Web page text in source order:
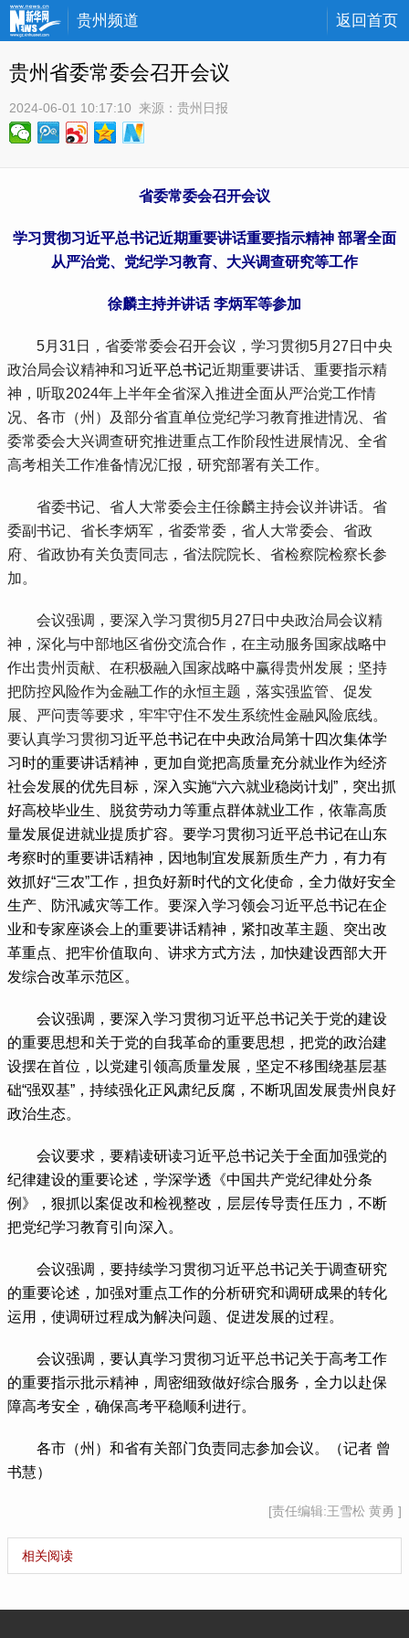
贵州频道 返回首页
贵州省委常委会召开会议
2024-06-01 10:17:10 来源： 贵州日报
省委常委会召开会议
学习贯彻习近平总书记近期重要讲话重要指示精神 部署全面
从严治党、党纪学习教育、大兴调查研究等工作
徐麟主持并讲话 李炳军等参加
5月31日，省委常委会召开会议，学习贯彻5月27日中央
政治局会议精神和习近平总书记近期重要讲话、重要指示精
神，听取2024年上半年全省深入推进全面从严治党工作情
况、各市（州）及部分省直单位党纪学习教育推进情况、省
委常委会大兴调查研究推进重点工作阶段性进展情况、全省
高考相关工作准备情况汇报，研究部署有关工作。
省委书记、省人大常委会主任徐麟主持会议并讲话。省
委副书记、省长李炳军，省委常委，省人大常委会、省政
府、省政协有关负责同志，省法院院长、省检察院检察长参
加。
会议强调，要深入学习贯彻5月27日中央政治局会议精
神，深化与中部地区省份交流合作，在主动服务国家战略中
作出贵州贡献、在积极融入国家战略中赢得贵州发展；坚持
把防控风险作为金融工作的永恒主题，落实强监管、促发
展、严问责等要求，牢牢守住不发生系统性金融风险底线。
要认真学习贯彻习近平总书记在中央政治局第十四次集体学
习时的重要讲话精神，更加自觉把高质量充分就业作为经济
社会发展的优先目标，深入实施“六六就业稳岗计划”，突出抓
好高校毕业生、脱贫劳动力等重点群体就业工作，依靠高质
量发展促进就业提质扩容。要学习贯彻习近平总书记在山东
考察时的重要讲话精神，因地制宜发展新质生产力，有力有
效抓好“三农”工作，担负好新时代的文化使命，全力做好安全
生产、防汛减灾等工作。要深入学习领会习近平总书记在企
业和专家座谈会上的重要讲话精神，紧扣改革主题、突出改
革重点、把牢价值取向、讲求方式方法，加快建设西部大开
发综合改革示范区。
会议强调，要深入学习贯彻习近平总书记关于党的建设
的重要思想和关于党的自我革命的重要思想，把党的政治建
设摆在首位，以党建引领高质量发展，坚定不移围绕基层基
础“强双基”，持续强化正风肃纪反腐，不断巩固发展贵州良好
政治生态。
会议要求，要精读研读习近平总书记关于全面加强党的
纪律建设的重要论述，学深学透《中国共产党纪律处分条
例》，狠抓以案促改和检视整改，层层传导责任压力，不断
把党纪学习教育引向深入。
会议强调，要持续学习贯彻习近平总书记关于调查研究
的重要论述，加强对重点工作的分析研究和调研成果的转化
运用，使调研过程成为解决问题、促进发展的过程。
会议强调，要认真学习贯彻习近平总书记关于高考工作
的重要指示批示精神，周密细致做好综合服务，全力以赴保
障高考安全，确保高考平稳顺利进行。
各市（州）和省有关部门负责同志参加会议。（记者 曾
书慧）
[责任编辑:王雪松 黄勇 ]
相关阅读